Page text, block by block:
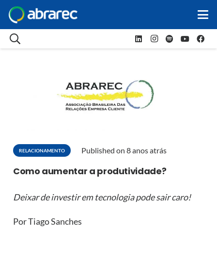
RELACIONAMENTO Published on 8 anos atrás
Como aumentar a produtividade?
Deixar de investir em tecnologia pode sair caro!
Por Tiago Sanches